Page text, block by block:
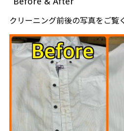
クリーニング前後の写真をご覧